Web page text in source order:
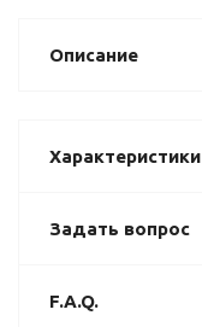
Описание
Характеристики
Задать вопрос
F.A.Q.